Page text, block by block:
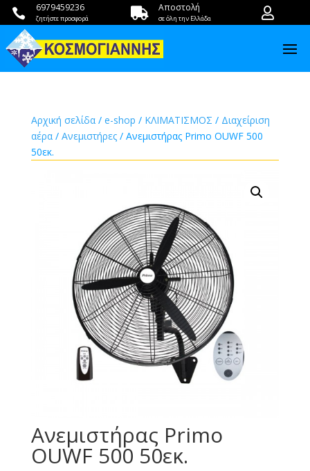
 6979459236
ζητήστε προσφορά  Αποστολή
σε όλη την Ελλάδα 
Αρχική σελίδα/ e-shop / ΚΛΙΜΑΤΙΣΜΟΣ / Διαχείριση
αέρα/ Ανεμιστήρες/ Ανεμιστήρας Primo OUWF 500
50εκ.
Ανεμιστήρας Primo
OUWF 500 50εκ.